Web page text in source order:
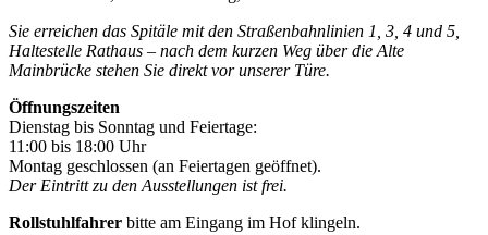
Sie erreichen das Spitäle mit den Straßenbahnlinien 1, 3, 4 und 5,
Haltestelle Rathaus – nach dem kurzen Weg über die Alte
Mainbrücke stehen Sie direkt vor unserer Türe.
Öffnungszeiten
Dienstag bis Sonntag und Feiertage:
11:00 bis 18:00 Uhr
Montag geschlossen (an Feiertagen geöffnet).
Der Eintritt zu den Ausstellungen ist frei.
Rollstuhlfahrer bitte am Eingang im Hof klingeln.